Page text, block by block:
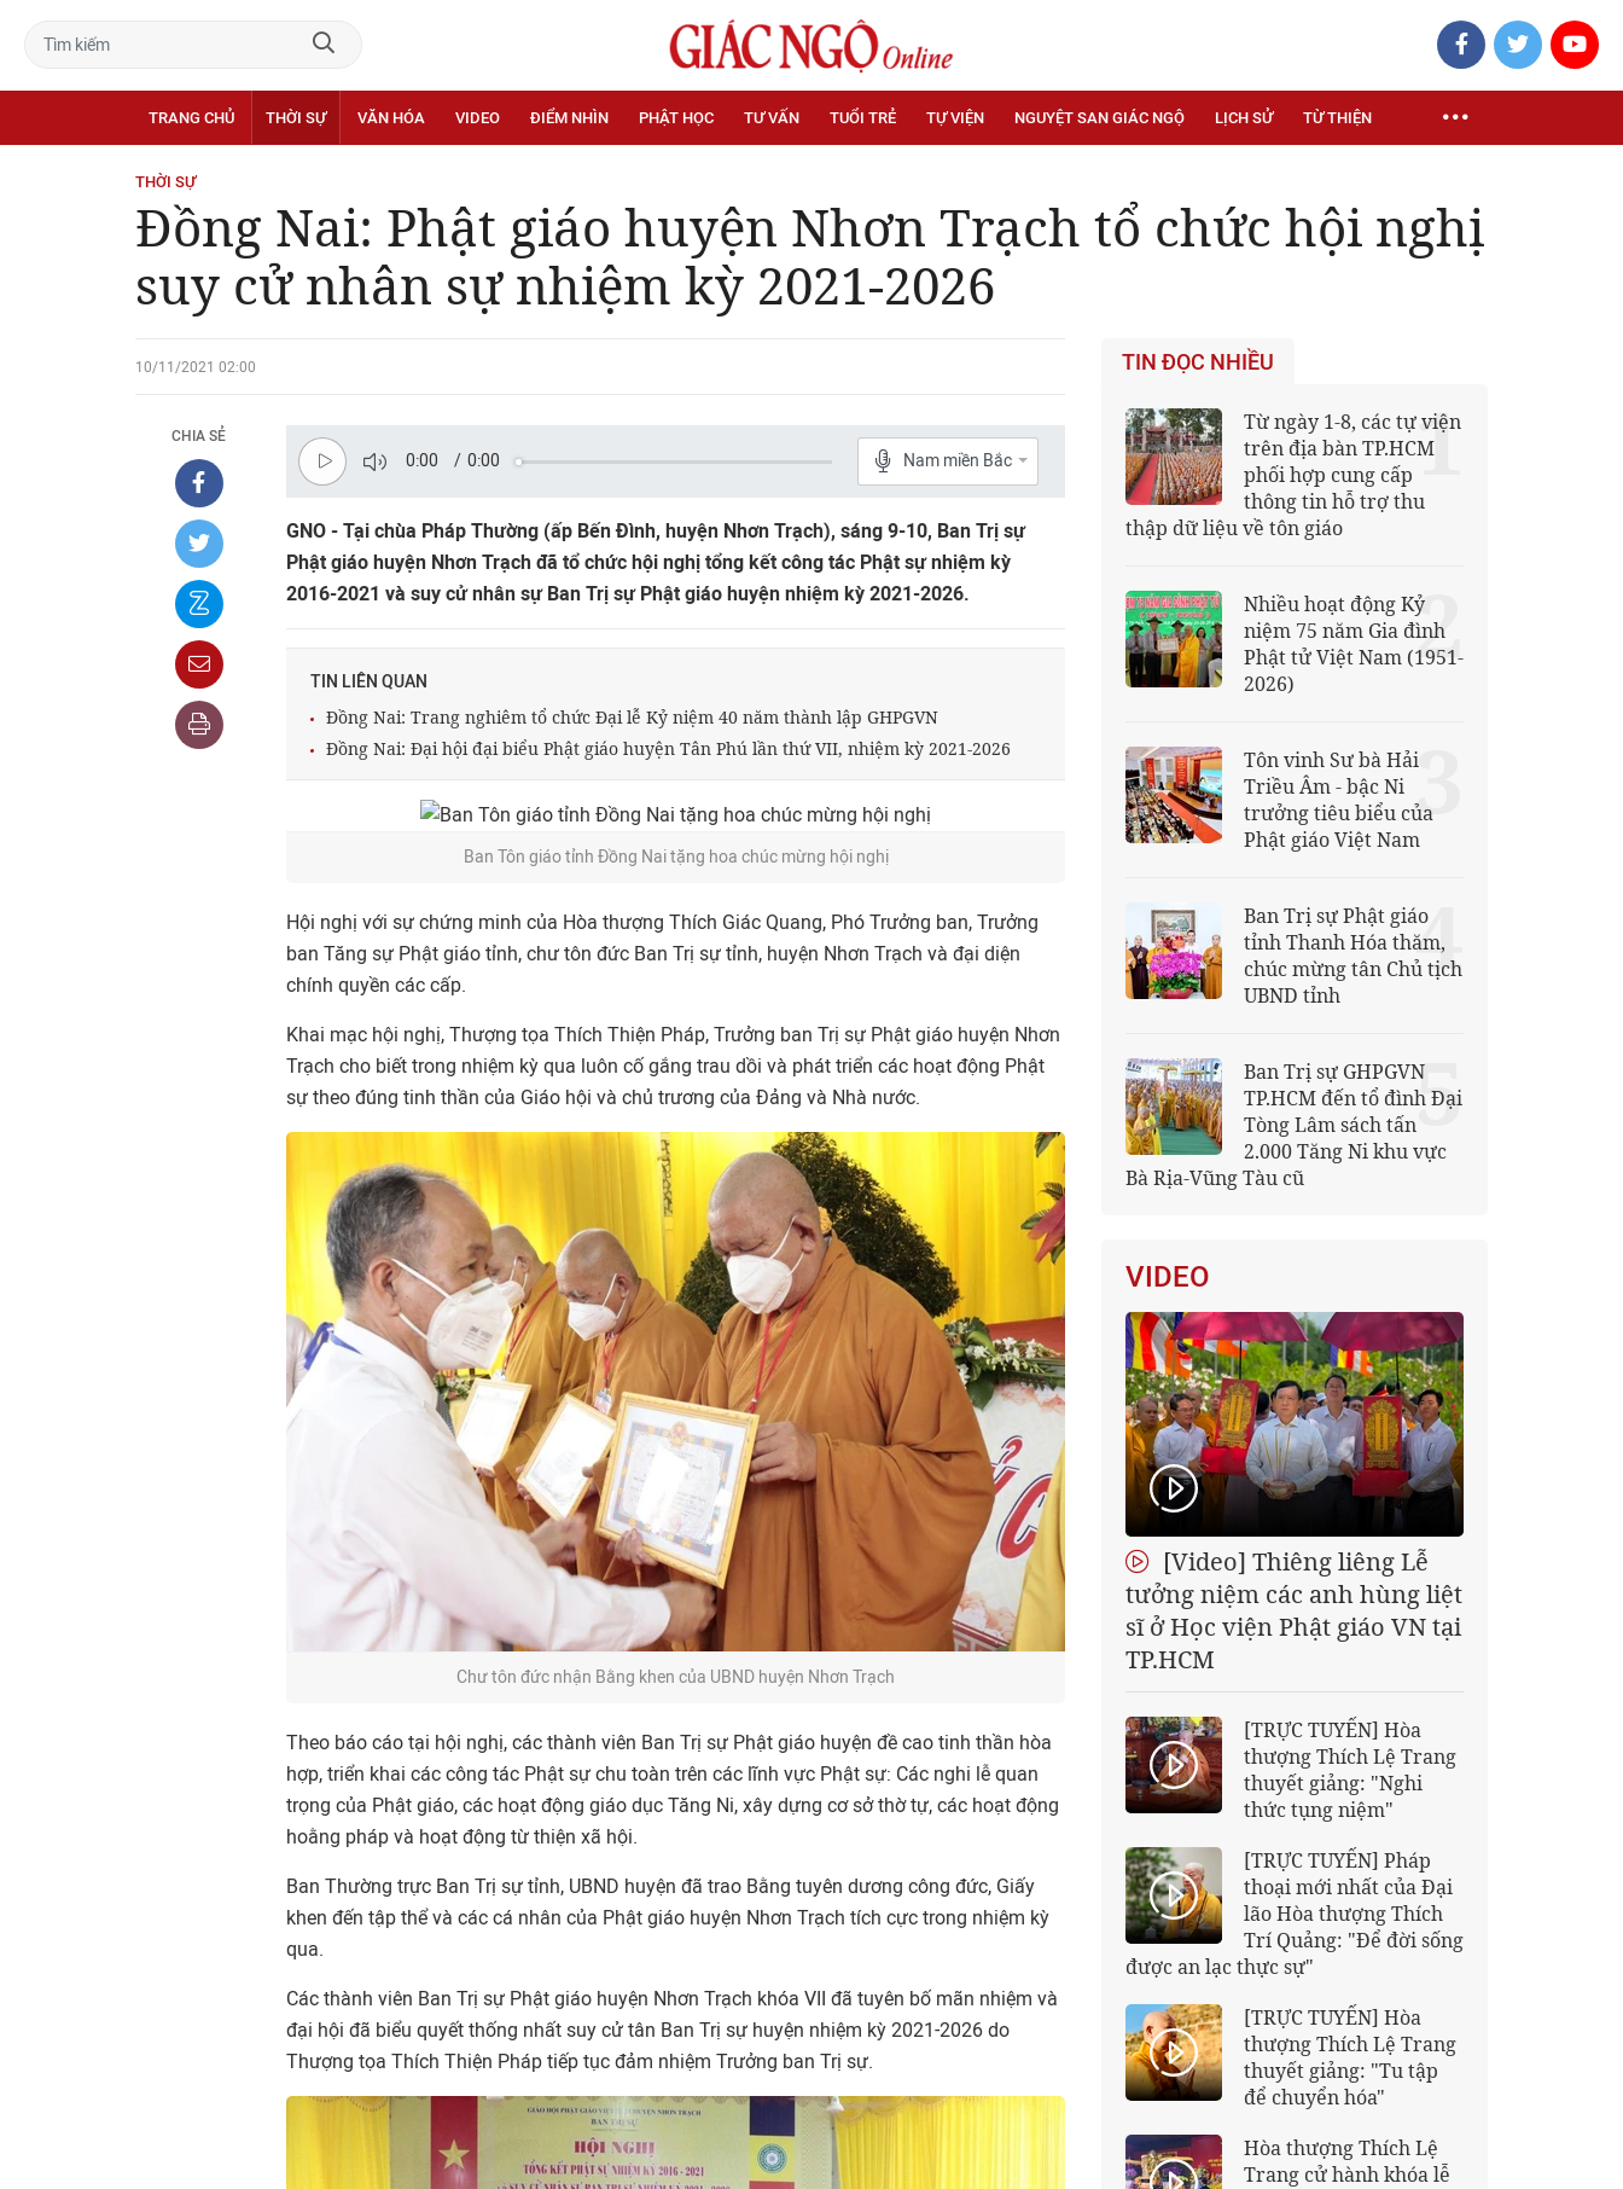
TRANG CHỦ THỜI SỰ VĂN HÓA VIDEO ĐIỂM NHÌN PHẬT HỌC TƯ VẤN TUỔI TRẺ TỰ VIỆN NGUYỆT SAN GIÁC NGỘ LỊCH SỬ TỪ THIỆN
THỜI SỰ
Đồng Nai: Phật giáo huyện Nhơn Trạch tổ chức hội nghị
suy cử nhân sự nhiệm kỳ 2021-2026
10/11/2021 02:00
CHIA SẺ
0:00 / 0:00 Nam miền Bắc
GNO - Tại chùa Pháp Thường (ấp Bến Đình, huyện Nhơn Trạch), sáng 9-10, Ban Trị sự
Phật giáo huyện Nhơn Trạch đã tổ chức hội nghị tổng kết công tác Phật sự nhiệm kỳ
2016-2021 và suy cử nhân sự Ban Trị sự Phật giáo huyện nhiệm kỳ 2021-2026.
TIN LIÊN QUAN
Đồng Nai: Trang nghiêm tổ chức Đại lễ Kỷ niệm 40 năm thành lập GHPGVN
Đồng Nai: Đại hội đại biểu Phật giáo huyện Tân Phú lần thứ VII, nhiệm kỳ 2021-2026
Ban Tôn giáo tỉnh Đồng Nai tặng hoa chúc mừng hội nghị
Hội nghị với sự chứng minh của Hòa thượng Thích Giác Quang, Phó Trưởng ban, Trưởng
ban Tăng sự Phật giáo tỉnh, chư tôn đức Ban Trị sự tỉnh, huyện Nhơn Trạch và đại diện
chính quyền các cấp.
Khai mạc hội nghị, Thượng tọa Thích Thiện Pháp, Trưởng ban Trị sự Phật giáo huyện Nhơn
Trạch cho biết trong nhiệm kỳ qua luôn cố gắng trau dồi và phát triển các hoạt động Phật
sự theo đúng tinh thần của Giáo hội và chủ trương của Đảng và Nhà nước.
Chư tôn đức nhận Bằng khen của UBND huyện Nhơn Trạch
Theo báo cáo tại hội nghị, các thành viên Ban Trị sự Phật giáo huyện đề cao tinh thần hòa
hợp, triển khai các công tác Phật sự chu toàn trên các lĩnh vực Phật sự: Các nghi lễ quan
trọng của Phật giáo, các hoạt động giáo dục Tăng Ni, xây dựng cơ sở thờ tự, các hoạt động
hoằng pháp và hoạt động từ thiện xã hội.
Ban Thường trực Ban Trị sự tỉnh, UBND huyện đã trao Bằng tuyên dương công đức, Giấy
khen đến tập thể và các cá nhân của Phật giáo huyện Nhơn Trạch tích cực trong nhiệm kỳ
qua.
Các thành viên Ban Trị sự Phật giáo huyện Nhơn Trạch khóa VII đã tuyên bố mãn nhiệm và
đại hội đã biểu quyết thống nhất suy cử tân Ban Trị sự huyện nhiệm kỳ 2021-2026 do
Thượng tọa Thích Thiện Pháp tiếp tục đảm nhiệm Trưởng ban Trị sự.
TIN ĐỌC NHIỀU
Từ ngày 1-8, các tự viện
trên địa bàn TP.HCM
phối hợp cung cấp
thông tin hỗ trợ thu
thập dữ liệu về tôn giáo
1
Nhiều hoạt động Kỷ
niệm 75 năm Gia đình
Phật tử Việt Nam (1951-
2026)
2
Tôn vinh Sư bà Hải
Triều Âm - bậc Ni
trưởng tiêu biểu của
Phật giáo Việt Nam
3
Ban Trị sự Phật giáo
tỉnh Thanh Hóa thăm,
chúc mừng tân Chủ tịch
UBND tỉnh
4
Ban Trị sự GHPGVN
TP.HCM đến tổ đình Đại
Tòng Lâm sách tấn
2.000 Tăng Ni khu vực
Bà Rịa-Vũng Tàu cũ
5
VIDEO
[Video] Thiêng liêng Lễ
tưởng niệm các anh hùng liệt
sĩ ở Học viện Phật giáo VN tại
TP.HCM
[TRỰC TUYẾN] Hòa
thượng Thích Lệ Trang
thuyết giảng: "Nghi
thức tụng niệm"
[TRỰC TUYẾN] Pháp
thoại mới nhất của Đại
lão Hòa thượng Thích
Trí Quảng: "Để đời sống
được an lạc thực sự"
[TRỰC TUYẾN] Hòa
thượng Thích Lệ Trang
thuyết giảng: "Tu tập
để chuyển hóa"
Hòa thượng Thích Lệ
Trang cử hành khóa lễ